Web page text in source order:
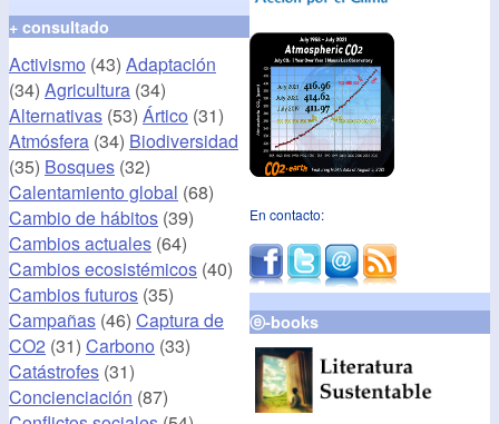
+ consultado
Activismo (43) Adaptación
(34) Agricultura (34)
Alternativas (53) Ártico (31)
Atmósfera (34) Biodiversidad
(35) Bosques (32)
Calentamiento global (68)
Cambio de hábitos (39)
Cambios actuales (64)
Cambios ecosistémicos (40)
Cambios futuros (35)
Campañas (46) Captura de
CO2 (31) Carbono (33)
Catástrofes (31)
Concienciación (87)
En contacto:
ⓔ-books